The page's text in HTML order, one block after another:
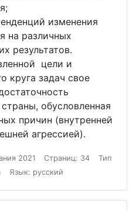
изменения
на различных
результатов.
цели и
круга задач свое
обусловленная
причин (внутренней
агрессией).
2021 Страниц: 34
Тип
Язык: русский